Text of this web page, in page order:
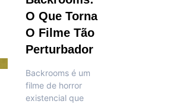
O Que Torna
O Filme Tão
Perturbador
Backrooms é um
filme de horror
existencial que